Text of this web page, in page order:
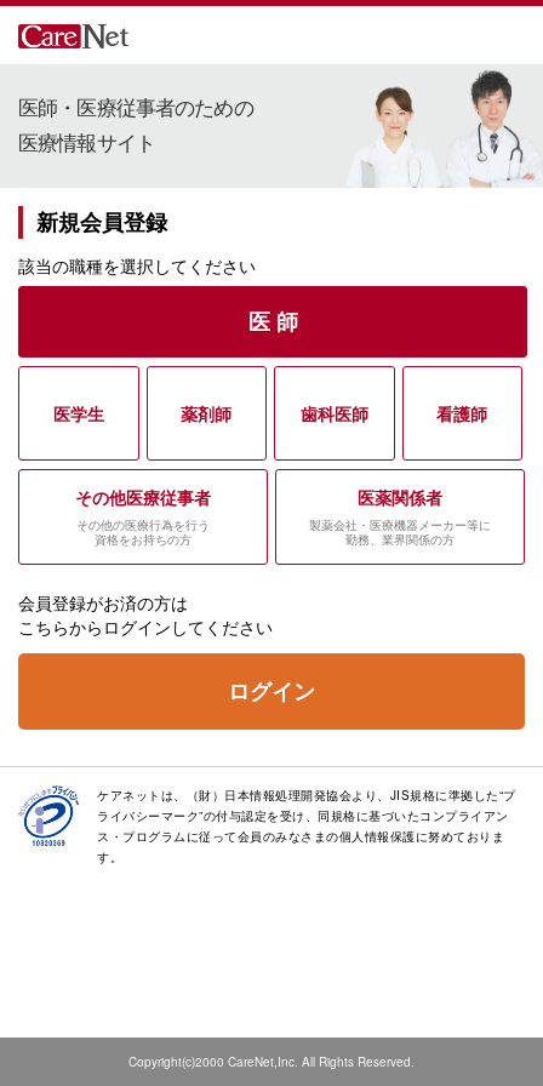
医師・医療従事者のための
医療情報サイト
新規会員登録
該当の職種を選択してください
医 師
医学生 薬剤師 歯科医師 看護師
その他医療従事者
その他の医療行為を行う
資格をお持ちの方
医薬関係者
製薬会社・医療機器メーカー等に
勤務、業界関係の方
会員登録がお済の方は
こちらからログインしてください
ログイン
ケアネットは、（財）日本情報処理開発協会より、JIS規格に準拠した“プ
ライバシーマーク”の付与認定を受け、同規格に基づいたコンプライアン
ス・プログラムに従って会員のみなさまの個人情報保護に努めておりま
す。
Copyright(c)2000 CareNet,Inc. All Rights Reserved.